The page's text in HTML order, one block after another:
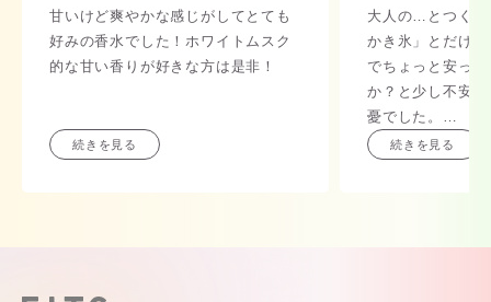
甘いけど爽やかな感じがしてとても
好みの香水でした！ホワイトムスク
的な甘い香りが好きな方は是非！
続きを見る
大人の…とつくと
かき氷」とだけ
でちょっと安っ
か？と少し不安
憂でした。
夏につけていて
続きを見る